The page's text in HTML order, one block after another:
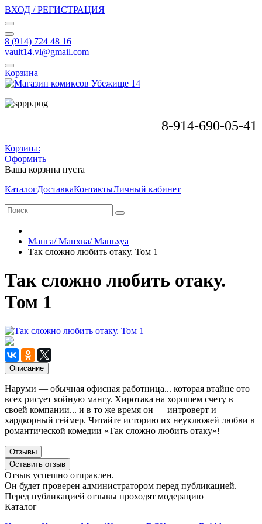
ВХОД / РЕГИСТРАЦИЯ
8 (914) 724 48 16
vault14.vl@gmail.com
Корзина
8-914-690-05-41
Корзина:
Оформить
Ваша корзина пуста
КаталогДоставкаКонтактыЛичный кабинет
Манга/ Манхва/ Маньхуа
Так сложно любить отаку. Том 1
Так сложно любить отаку.
Том 1
Описание
Наруми — обычная офисная работница... которая втайне ото
всех рисует яойную мангу. Хиротака на хорошем счету в
своей компании... и в то же время он — интроверт и
хардкорный геймер. Читайте историю их неуклюжей любви в
романтической комедии «Так сложно любить отаку»!
Отзывы
Оставить отзыв
Отзыв успешно отправлен.
Он будет проверен администратором перед публикацией.
Перед публикацией отзывы проходят модерацию
Каталог